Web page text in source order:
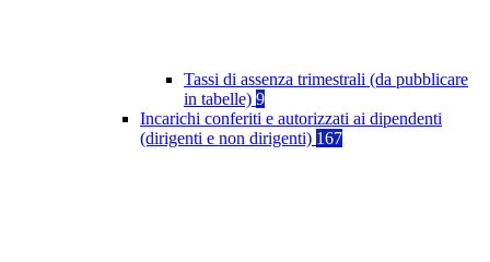
Tassi di assenza trimestrali (da pubblicare
in tabelle) 9
Incarichi conferiti e autorizzati ai dipendenti
(dirigenti e non dirigenti) 167